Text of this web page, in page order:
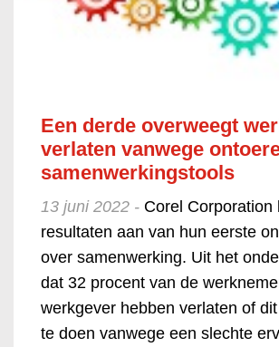
Een derde overweegt
verlaten vanwege
samenwerkingstools
13 juni 2022 - Corel Corporation
resultaten aan van hun eerste
over samenwerking. Uit het
dat 32 procent van de
werkgever hebben verlaten of
te doen vanwege een slechte